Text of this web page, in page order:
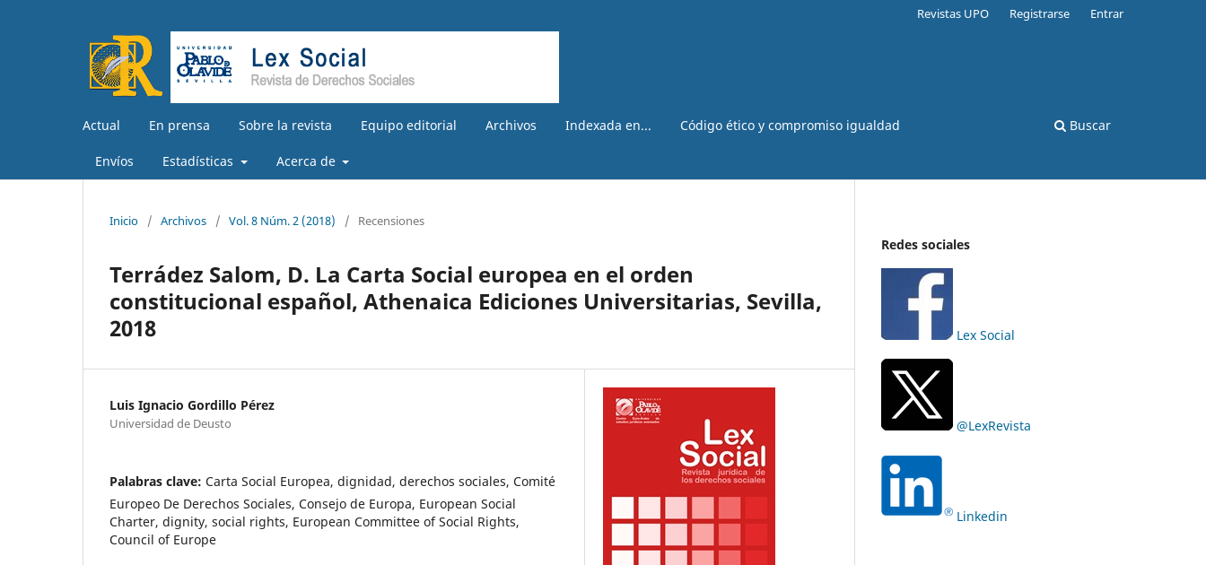
Actual En prensa Sobre la revista Equipo editorial Archivos Indexada en... Código ético y compromiso igualdad
Envíos Estadísticas Acerca de
Buscar
Revistas UPO Registrarse Entrar
Inicio / Archivos / Vol. 8 Núm. 2 (2018) / Recensiones
Terrádez Salom, D. La Carta Social europea en el orden
constitucional español, Athenaica Ediciones Universitarias, Sevilla,
2018
Luis Ignacio Gordillo Pérez
Universidad de Deusto
Palabras clave: Carta Social Europea, dignidad, derechos sociales, Comité
Europeo De Derechos Sociales, Consejo de Europa, European Social
Charter, dignity, social rights, European Committee of Social Rights,
Council of Europe
Redes sociales
Lex Social
@LexRevista
Linkedin